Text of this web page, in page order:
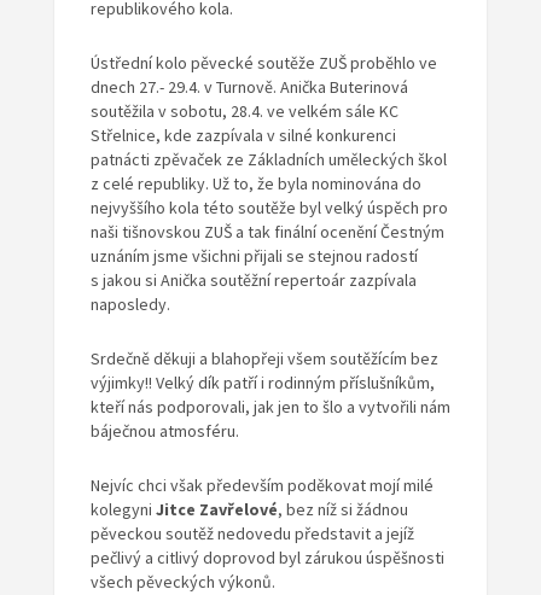
republikového kola.
Ústřední kolo pěvecké soutěže ZUŠ proběhlo ve
dnech 27.- 29.4. v Turnově. Anička Buterinová
soutěžila v sobotu, 28.4. ve velkém sále KC
Střelnice, kde zazpívala v silné konkurenci
patnácti zpěvaček ze Základních uměleckých škol
z celé republiky. Už to, že byla nominována do
nejvyššího kola této soutěže byl velký úspěch pro
naši tišnovskou ZUŠ a tak finální ocenění Čestným
uznáním jsme všichni přijali se stejnou radostí
s jakou si Anička soutěžní repertoár zazpívala
naposledy.
Srdečně děkuji a blahopřeji všem soutěžícím bez
výjimky!! Velký dík patří i rodinným příslušníkům,
kteří nás podporovali, jak jen to šlo a vytvořili nám
báječnou atmosféru.
Nejvíc chci však především poděkovat mojí milé
kolegyni Jitce Zavřelové, bez níž si žádnou
pěveckou soutěž nedovedu představit a jejíž
pečlivý a citlivý doprovod byl zárukou úspěšnosti
všech pěveckých výkonů.